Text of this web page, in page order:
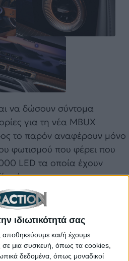
ιδιωτικότητά σας
αποθηκεύουμε και/ή έχουμε
μια συσκευή, όπως τα cookies,
δεδομένα, όπως μοναδικοί
να δώσουν σύντομα
για τη νέα MBUX
το παρόν αναφέρουν μόνο
φωτισμού που φέρει που
LED τα οποία έχουν
της.
off-road που έφτασε
Από 179.100 ευρώ στην
για μία ενιαία